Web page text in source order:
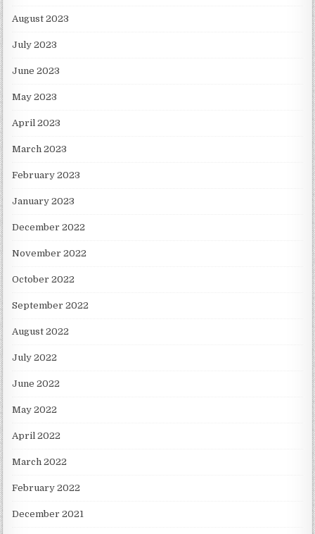
August 2023
July 2023
June 2023
May 2023
April 2023
March 2023
February 2023
January 2023
December 2022
November 2022
October 2022
September 2022
August 2022
July 2022
June 2022
May 2022
April 2022
March 2022
February 2022
December 2021